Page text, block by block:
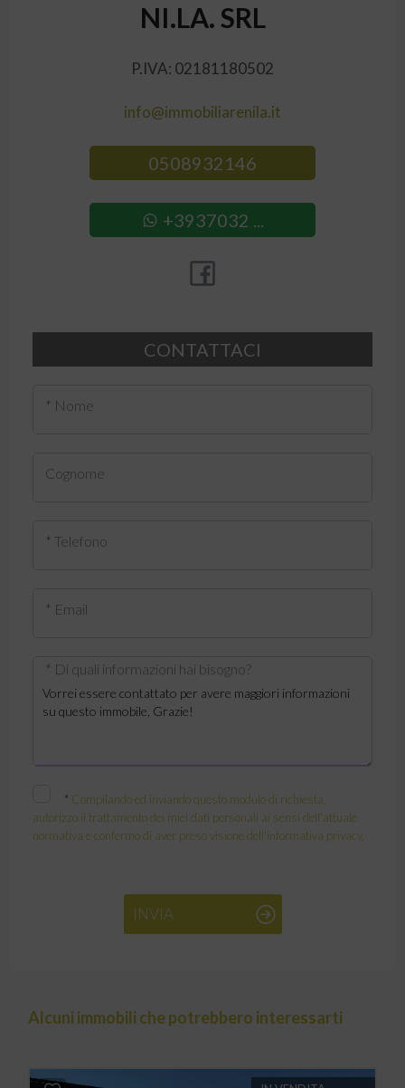
NI.LA. SRL
P.IVA: 02181180502
info@immobiliarenila.it
0508932146
+3937032 ...
CONTATTACI
* Nome
Cognome
* Telefono
* Email
* Di quali informazioni hai bisogno?
* Compilando ed inviando questo modulo di richiesta,
autorizzo il trattamento dei miei dati personali ai sensi dell'attuale
normativa e confermo di aver preso visione dell'informativa privacy.
INVIA
Alcuni immobili che potrebbero interessarti